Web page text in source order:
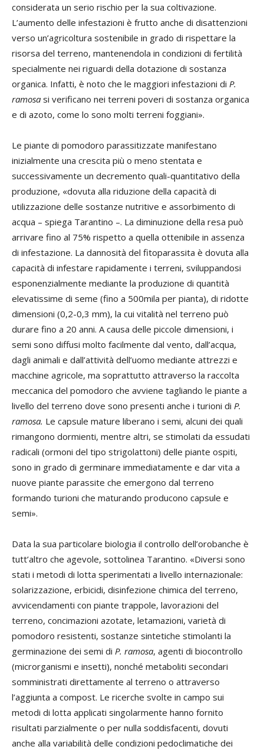
considerata un serio rischio per la sua coltivazione.
L’aumento delle infestazioni è frutto anche di disattenzioni
verso un’agricoltura sostenibile in grado di rispettare la
risorsa del terreno, mantenendola in condizioni di fertilità
specialmente nei riguardi della dotazione di sostanza
organica. Infatti, è noto che le maggiori infestazioni di P.
ramosa si verificano nei terreni poveri di sostanza organica
e di azoto, come lo sono molti terreni foggiani».
Le piante di pomodoro parassitizzate manifestano
inizialmente una crescita più o meno stentata e
successivamente un decremento quali-quantitativo della
produzione, «dovuta alla riduzione della capacità di
utilizzazione delle sostanze nutritive e assorbimento di
acqua – spiega Tarantino –. La diminuzione della resa può
arrivare fino al 75% rispetto a quella ottenibile in assenza
di infestazione. La dannosità del fitoparassita è dovuta alla
capacità di infestare rapidamente i terreni, sviluppandosi
esponenzialmente mediante la produzione di quantità
elevatissime di seme (fino a 500mila per pianta), di ridotte
dimensioni (0,2-0,3 mm), la cui vitalità nel terreno può
durare fino a 20 anni. A causa delle piccole dimensioni, i
semi sono diffusi molto facilmente dal vento, dall’acqua,
dagli animali e dall’attività dell’uomo mediante attrezzi e
macchine agricole, ma soprattutto attraverso la raccolta
meccanica del pomodoro che avviene tagliando le piante a
livello del terreno dove sono presenti anche i turioni di P.
ramosa. Le capsule mature liberano i semi, alcuni dei quali
rimangono dormienti, mentre altri, se stimolati da essudati
radicali (ormoni del tipo strigolattoni) delle piante ospiti,
sono in grado di germinare immediatamente e dar vita a
nuove piante parassite che emergono dal terreno
formando turioni che maturando producono capsule e
semi».
Data la sua particolare biologia il controllo dell’orobanche è
tutt’altro che agevole, sottolinea Tarantino. «Diversi sono
stati i metodi di lotta sperimentati a livello internazionale:
solarizzazione, erbicidi, disinfezione chimica del terreno,
avvicendamenti con piante trappole, lavorazioni del
terreno, concimazioni azotate, letamazioni, varietà di
pomodoro resistenti, sostanze sintetiche stimolanti la
germinazione dei semi di P. ramosa, agenti di biocontrollo
(microrganismi e insetti), nonché metaboliti secondari
somministrati direttamente al terreno o attraverso
l’aggiunta a compost. Le ricerche svolte in campo sui
metodi di lotta applicati singolarmente hanno fornito
risultati parzialmente o per nulla soddisfacenti, dovuti
anche alla variabilità delle condizioni pedoclimatiche dei